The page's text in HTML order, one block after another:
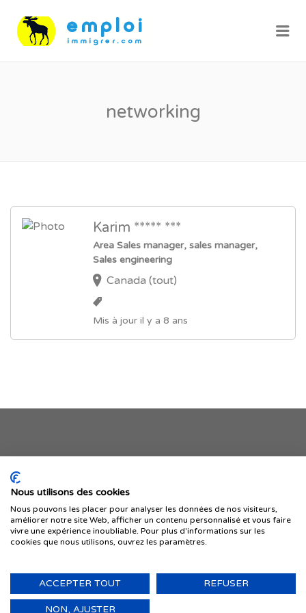
networking
Karim ***** ***
Area Sales manager, sales manager,
Sales engineering
Canada (tout)
Mis à jour il y a 8 ans
Je publie mon offre
© 1999-2026 IMMIGRER.COM INC. — TOUS DROITS RÉSERVÉS
Nous utilisons des cookies
Nous pouvons les placer pour analyser les données de nos visiteurs,
améliorer notre site Web, afficher un contenu personnalisé et vous faire
vivre une expérience inoubliable. Pour plus d'informations sur les
cookies que nous utilisons, ouvrez les paramètres.
ACCEPTER TOUT REFUSER
NON, AJUSTER